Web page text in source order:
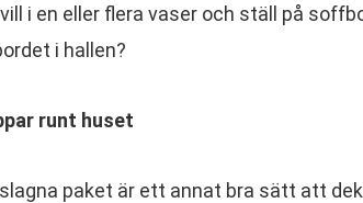
i en eller flera vaser och ställ på
i hallen?
runt huset
paket är ett annat bra sätt att